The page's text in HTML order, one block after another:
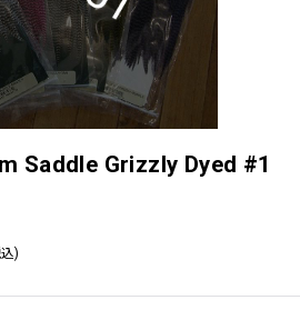
Saddle Grizzly Dyed #1
)